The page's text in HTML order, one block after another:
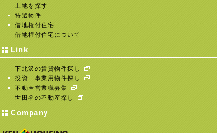
土地を探す
特選物件
借地権付住宅
借地権付住宅について
Link
下北沢の賃貸物件探し
投資・事業用物件探し
不動産営業職募集
世田谷の不動産探し
Company